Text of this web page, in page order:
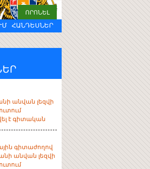
ՀԱՆԴԵՍՆԵՐ
անվան լեզվի
է գիտական
գիտաժողով
անվան լեզվի